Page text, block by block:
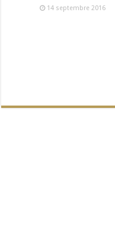
14 septembre 2016